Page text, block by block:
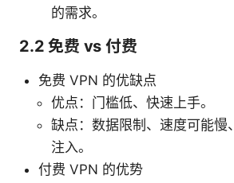
的需求。
2.2 免费 vs 付费
免费 VPN 的优缺点
优点：门槛低、快速上手。
缺点：数据限制、速度可能慢
注入。
付费 VPN 的优势